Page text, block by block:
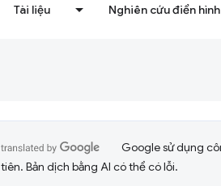
Tài liệu Nghiên cứu điển hình
Google sử dụng
tiên. Bản dịch bằng AI có thể có lỗi.